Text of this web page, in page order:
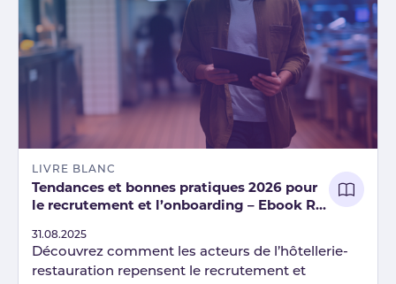
LIVRE BLANC
Tendances et bonnes pratiques 2026 pour
le recrutement et l’onboarding – Ebook RH
Published
31.08.2025
Découvrez comment les acteurs de l’hôtellerie-
restauration repensent le recrutement et